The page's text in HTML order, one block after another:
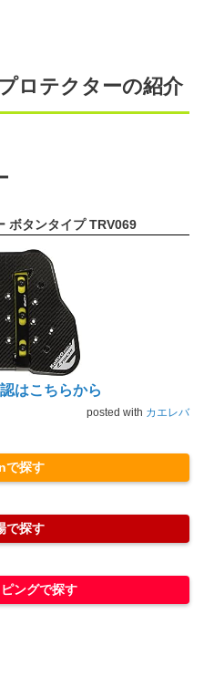
ロテクターの紹介
ボタンタイプ TRV069
はこちらから
posted with カエレバ
で探す
で探す
ングで探す